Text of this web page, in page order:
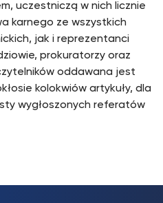
uczestniczą w nich licznie
karnego ze wszystkich
jak i reprezentanci
prokuratorzy oraz
oddawana jest
kolokwiów artykuły, dla
wygłoszonych referatów